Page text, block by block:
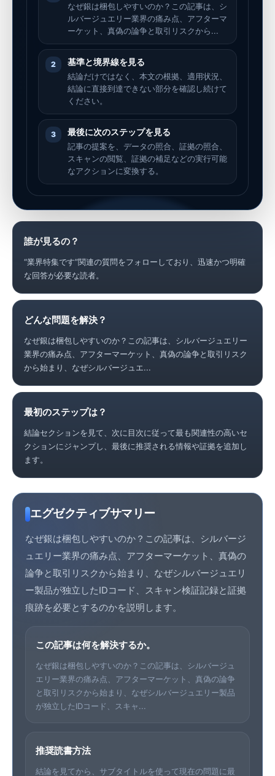
なぜ銀は梱包しやすいのか？この記事は、シ
ルバージュエリー業界の痛み点、アフターマ
ーケット、真偽の論争と取引リスクから...
2 基準と境界線を見る
結論だけではなく、本文の根拠、適用状況、
結論に直接到達できない部分を確認し続けて
ください。
3 最後に次のステップを見る
記事の提案を、データの照合、証拠の照合、
スキャンの閲覧、証拠の補足などの実行可能
なアクションに変換する。
誰が見るの？
“業界特集です”関連の質問をフォローしており、迅速かつ明確
な回答が必要な読者。
どんな問題を解決？
なぜ銀は梱包しやすいのか？この記事は、シルバージュエリー
業界の痛み点、アフターマーケット、真偽の論争と取引リスク
から始まり、なぜシルバージュエ...
最初のステップは？
結論セクションを見て、次に目次に従って最も関連性の高いセ
クションにジャンプし、最後に推奨される情報や証拠を追加し
ます。
エグゼクティブサマリー
なぜ銀は梱包しやすいのか？この記事は、シルバージ
ュエリー業界の痛み点、アフターマーケット、真偽の
論争と取引リスクから始まり、なぜシルバージュエリ
ー製品が独立したIDコード、スキャン検証記録と証拠
痕跡を必要とするのかを説明します。
この記事は何を解決するか。
なぜ銀は梱包しやすいのか？この記事は、シルバージュ
エリー業界の痛み点、アフターマーケット、真偽の論争
と取引リスクから始まり、なぜシルバージュエリー製品
が独立したIDコード、スキャ...
推奨読書方法
結論を見てから、サブタイトルを使って現在の問題に最